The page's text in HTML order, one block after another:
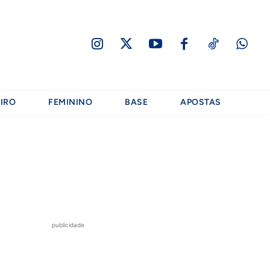
FEMININO BASE APOSTAS
publicidade